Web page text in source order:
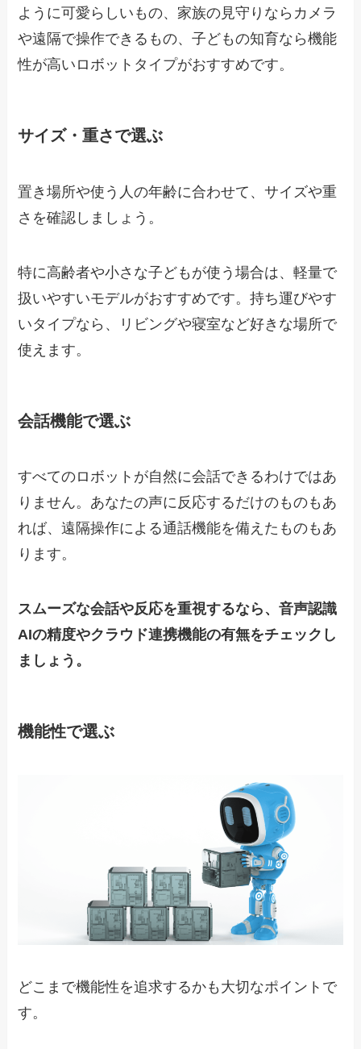
ように可愛らしいもの、家族の見守りならカメラ
や遠隔で操作できるもの、子どもの知育なら機能
性が高いロボットタイプがおすすめです。
サイズ・重さで選ぶ
置き場所や使う人の年齢に合わせて、サイズや重
さを確認しましょう。
特に高齢者や小さな子どもが使う場合は、軽量で
扱いやすいモデルがおすすめです。持ち運びやす
いタイプなら、リビングや寝室など好きな場所で
使えます。
会話機能で選ぶ
すべてのロボットが自然に会話できるわけではあ
りません。あなたの声に反応するだけのものもあ
れば、遠隔操作による通話機能を備えたものもあ
ります。
スムーズな会話や反応を重視するなら、音声認識
AIの精度やクラウド連携機能の有無をチェックし
ましょう。
機能性で選ぶ
どこまで機能性を追求するかも大切なポイントで
す。